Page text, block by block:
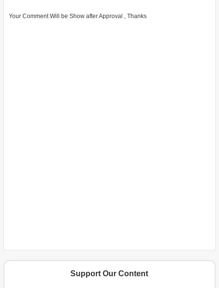
Your Comment Will be Show after Approval , Thanks
Support Our Content